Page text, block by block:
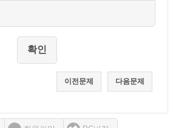
다음문제
이전문제